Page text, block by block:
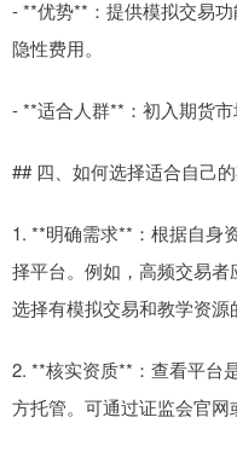
- **优势**：提供模拟交易
隐性费用。
- **适合人群**：初入期货市
## 四、如何选择适合自己
1. **明确需求**：根据自身
择平台。例如，高频交易
选择有模拟交易和教学资源
2. **核实资质**：查看平台
方托管。可通过证监会官网